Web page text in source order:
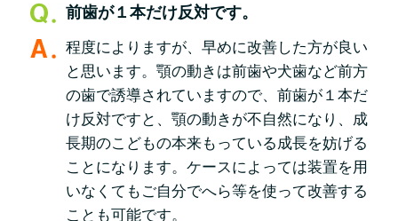
前歯が１本だけ反対です。
程度によりますが、早めに改善した方が良い
と思います。顎の動きは前歯や犬歯など前方
の歯で誘導されていますので、前歯が１本だ
け反対ですと、顎の動きが不自然になり、成
長期のこどもの本来もっている成長を妨げる
ことになります。ケースによっては装置を用
いなくてもご自分でへら等を使って改善する
ことも可能です。